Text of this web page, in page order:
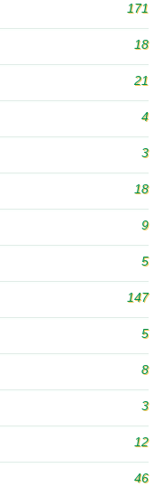
171
18
21
4
3
18
9
5
147
5
8
3
12
46